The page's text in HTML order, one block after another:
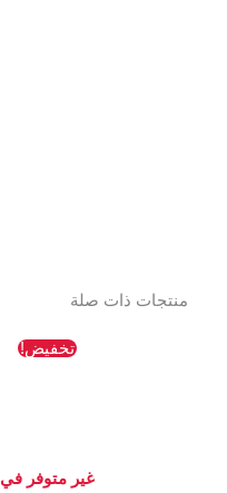
منتجات ذات صلة
تخفيض!
غير متوفر في
السعر